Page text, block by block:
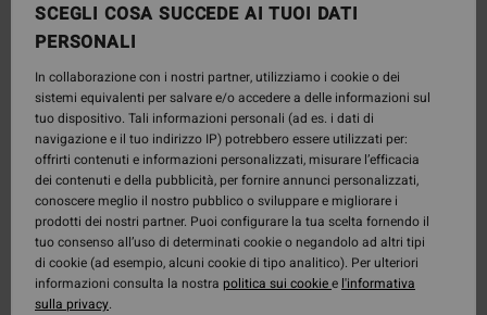
SCEGLI COSA SUCCEDE AI TUOI DATI
PERSONALI
In collaborazione con i nostri partner, utilizziamo i cookie o dei
sistemi equivalenti per salvare e/o accedere a delle informazioni sul
tuo dispositivo. Tali informazioni personali (ad es. i dati di
navigazione e il tuo indirizzo IP) potrebbero essere utilizzati per:
offrirti contenuti e informazioni personalizzati, misurare l’efficacia
dei contenuti e della pubblicità, per fornire annunci personalizzati,
conoscere meglio il nostro pubblico o sviluppare e migliorare i
prodotti dei nostri partner. Puoi configurare la tua scelta fornendo il
tuo consenso all’uso di determinati cookie o negandolo ad altri tipi
di cookie (ad esempio, alcuni cookie di tipo analitico). Per ulteriori
informazioni consulta la nostra politica sui cookiee l'informativa
sulla privacy.